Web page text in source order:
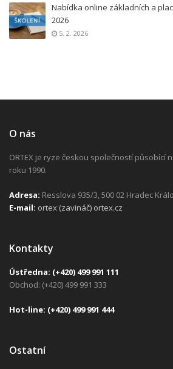
Nabídka online základních a
2026
5. 2. 2026
O nás
ORTEX je ryze českou společností působící
roku 1990.
Adresa: Resslova 935/3, 500 02 Hradec
E-mail: ortex (zavináč) ortex.cz
Kontakty
Ústředna: (+420) 499 991 111
Obchod: (+420) 499 991 333
Hot-line: (+420) 499 991 444
Ostatní